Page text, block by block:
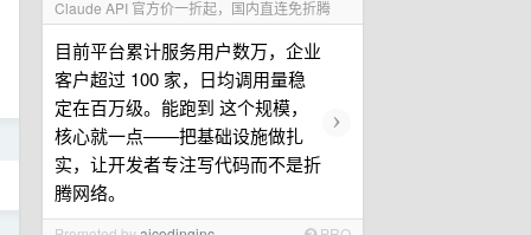
Claude API 官方价一折起，国内直连免折腾
目前平台累计服务用户数万，企业
客户超过 100 家，日均调用量稳
定在百万级。能跑到 这个规模，
核心就一点——把基础设施做扎
实，让开发者专注写代码而不是折
腾网络。
›